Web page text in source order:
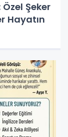
Özel Şeker
Hayatın